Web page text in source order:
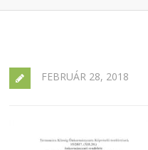
FEBRUÁR 28, 2018